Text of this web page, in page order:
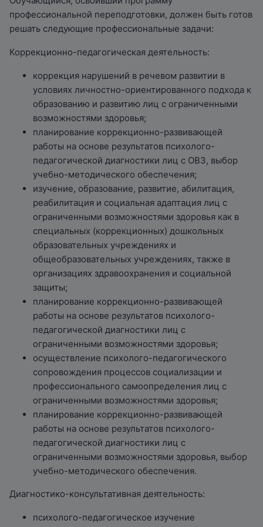
профессиональной переподготовки, должен быть готов
решать следующие профессиональные задачи:
Коррекционно-педагогическая деятельность:
коррекция нарушений в речевом развитии в
условиях личностно-ориентированного подхода к
образованию и развитию лиц с ограниченными
возможностями здоровья;
планирование коррекционно-развивающей
работы на основе результатов психолого-
педагогической диагностики лиц с ОВЗ, выбор
учебно-методического обеспечения;
изучение, образование, развитие, абилитация,
реабилитация и социальная адаптация лиц с
ограниченными возможностями здоровья как в
специальных (коррекционных) дошкольных
образовательных учреждениях и
общеобразовательных учреждениях, также в
организациях здравоохранения и социальной
защиты;
планирование коррекционно-развивающей
работы на основе результатов психолого-
педагогической диагностики лиц с
ограниченными возможностями здоровья;
осуществление психолого-педагогического
сопровождения процессов социализации и
профессионального самоопределения лиц с
ограниченными возможностями здоровья;
планирование коррекционно-развивающей
работы на основе результатов психолого-
педагогической диагностики лиц с
ограниченными возможностями здоровья, выбор
учебно-методического обеспечения.
Диагностико-консультативная деятельность:
психолого-педагогическое изучение